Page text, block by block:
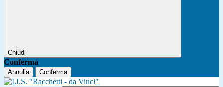
Chiudi
Conferma
Annulla Conferma